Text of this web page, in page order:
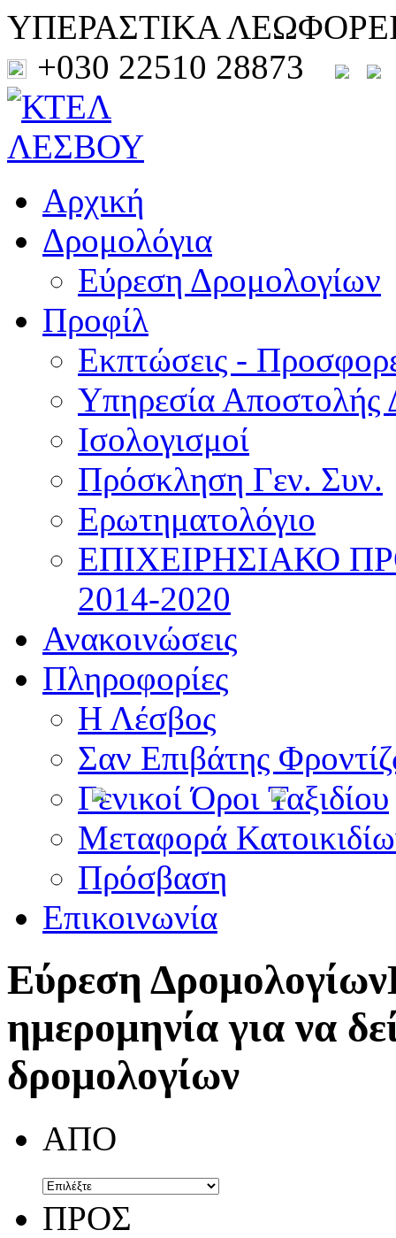
ΥΠΕΡΑΣΤΙΚΑ
+030 22510 28873
Αρχική
Δρομολόγια
Εύρεση Δρομολογίων
Προφίλ
Εκπτώσεις -
Υπηρεσία Αποστολής
Ισολογισμοί
Πρόσκληση Γεν. Συν.
Ερωτηματολόγιο
ΕΠΙΧΕΙΡΗΣΙΑΚΟ
2014-2020
Ανακοινώσεις
Πληροφορίες
Η Λέσβος
Σαν Επιβάτης
Γενικοί Όροι Ταξιδίου
Μεταφορά
Πρόσβαση
Επικοινωνία
Εύρεση Δρομολογίων
ημερομηνία για να
δρομολογίων
ΑΠΟ
ΠΡΟΣ